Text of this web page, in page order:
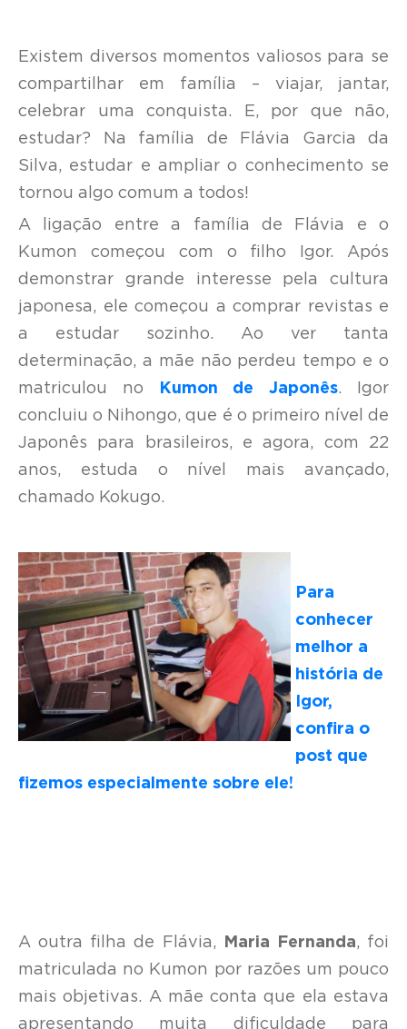
Existem diversos momentos valiosos para se
compartilhar em família – viajar, jantar,
celebrar uma conquista. E, por que não,
estudar? Na família de Flávia Garcia da
Silva, estudar e ampliar o conhecimento se
tornou algo comum a todos!
A ligação entre a família de Flávia e o
Kumon começou com o filho Igor. Após
demonstrar grande interesse pela cultura
japonesa, ele começou a comprar revistas e
a estudar sozinho. Ao ver tanta
determinação, a mãe não perdeu tempo e o
matriculou no
Kumon de Japonês. Igor
concluiu o Nihongo, que é o primeiro nível de
Japonês para brasileiros, e agora, com 22
anos, estuda o nível mais avançado,
chamado Kokugo.
Para
conhecer
melhor a
história de
Igor,
confira o
post que
fizemos especialmente sobre ele!
A outra filha de Flávia, Maria Fernanda, foi
matriculada no Kumon por razões um pouco
mais objetivas. A mãe conta que ela estava
apresentando muita dificuldade para